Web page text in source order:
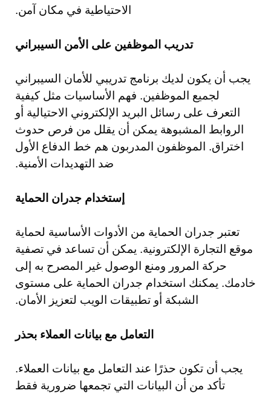
الاحتياطية في مكان آمن.
تدريب الموظفين على الأمن السيبراني
يجب أن يكون لديك برنامج تدريبي للأمان السيبراني
لجميع الموظفين. فهم الأساسيات مثل كيفية
التعرف على رسائل البريد الإلكتروني الاحتيالية أو
الروابط المشبوهة يمكن أن يقلل من فرص حدوث
اختراق. الموظفون المدربون هم خط الدفاع الأول
ضد التهديدات الأمنية.
إستخدام جدران الحماية
تعتبر جدران الحماية من الأدوات الأساسية لحماية
موقع التجارة الإلكترونية. يمكن أن تساعد في تصفية
حركة المرور ومنع الوصول غير المصرح به إلى
خادمك. يمكنك استخدام جدران الحماية على مستوى
الشبكة أو تطبيقات الويب لتعزيز الأمان.
التعامل مع بيانات العملاء بحذر
يجب أن تكون حذرًا عند التعامل مع بيانات العملاء.
تأكد من أن البيانات التي تجمعها ضرورية فقط